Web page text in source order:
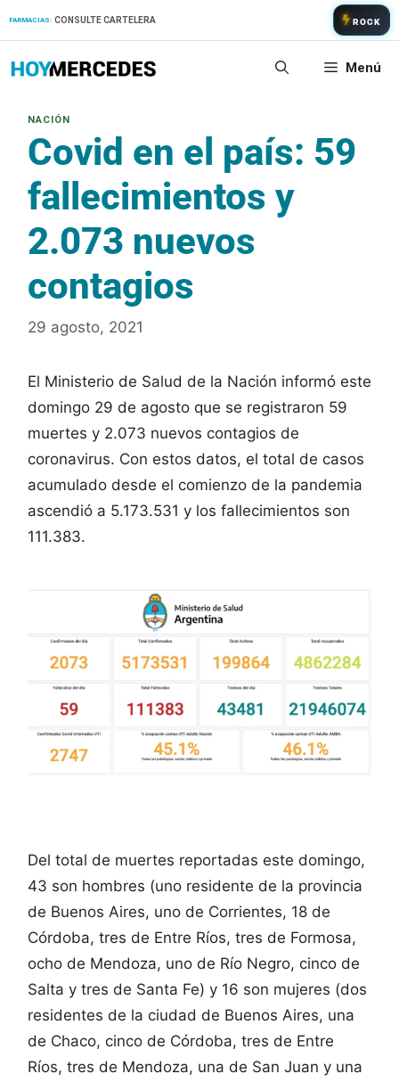
FARMACIAS: CONSULTE CARTELERA ROCK
Menú
Covid en el país: 59
fallecimientos y
2.073 nuevos
contagios
29 agosto, 2021
El Ministerio de Salud de la Nación informó este
domingo 29 de agosto que se registraron 59
muertes y 2.073 nuevos contagios de
coronavirus. Con estos datos, el total de casos
acumulado desde el comienzo de la pandemia
ascendió a 5.173.531 y los fallecimientos son
111.383.
Del total de muertes reportadas este domingo,
43 son hombres (uno residente de la provincia
de Buenos Aires, uno de Corrientes, 18 de
Córdoba, tres de Entre Ríos, tres de Formosa,
ocho de Mendoza, uno de Río Negro, cinco de
Salta y tres de Santa Fe) y 16 son mujeres (dos
residentes de la ciudad de Buenos Aires, una
de Chaco, cinco de Córdoba, tres de Entre
Ríos, tres de Mendoza, una de San Juan y una